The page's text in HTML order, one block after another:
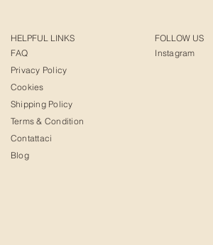
HELPFUL LINKS
FAQ
Privacy Policy
Cookies
Shipping Policy
Terms & Condition
Contattaci
Blog
FOLLOW US
Instagram